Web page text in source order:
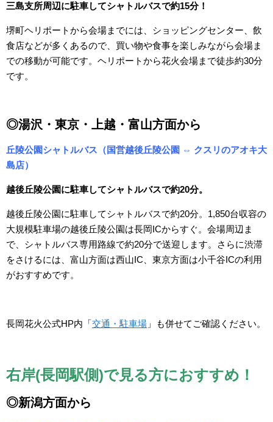
三島支所周辺に駐車してシャトルバスで約15分！
堺町ヘリポートから会場までには、ショッピングセンター、飲
食店などが多くあるので、買い物や食事を楽しみながら会場ま
での移動が可能です。ヘリポートから花火会場まで徒歩約30分
です。
◎湯沢・東京・上越・富山方面から
丘陵公園シャトルバス（国営越後丘陵公園 ⇔ クスリのアオキ大
島店）
越後丘陵公園に駐車してシャトルバスで約20分。
越後丘陵公園に駐車してシャトルバスで約20分。1,850台収容の
大規模駐車場の越後丘陵公園は長岡ICからすぐ。会場周辺ま
で、シャトルバス専用路線で約20分で送迎します。さらに渋滞
をさけるには、富山方面は西山IC、東京方面は小千谷ICの利用
がおすすめです。
長岡花火公式HP内「交通・駐車場 」も併せてご確認ください。
右岸(長岡駅側)で見る方におすすめ！
◎新潟方面から